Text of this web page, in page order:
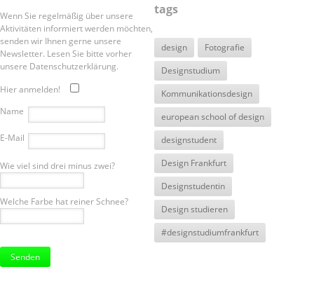
Wenn Sie regelmäßig über unsere
Aktivitäten informiert werden möchten,
senden wir Ihnen gerne unsere
Newsletter. Lesen Sie bitte vorher
unsere Datenschutzerklärung.
Hier anmelden!
Name
E-Mail
Wie viel sind drei minus zwei?
Welche Farbe hat reiner Schnee?
lasse
dieses
tags
design
Fotografie
Designstudium
Kommunikationsdesign
european school of design
designstudent
Design Frankfurt
Designstudentin
Design studieren
#designstudiumfrankfurt